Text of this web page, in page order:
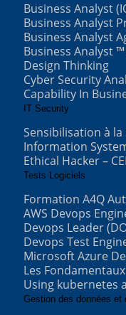
Business Analyst
Business Analyst
Business Analyst
Business Analyst ™
Design Thinking
Cyber Security
Capability In
IT Security
Sensibilisation à
Information
Ethical Hacker –
Tests Logiciels
Formation A4Q
AWS Devops
Devops Leader
Devops Test
Microsoft Azure
Les
Using kubernetes
Gestion des données et